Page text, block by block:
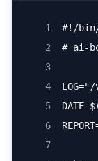
1
#!/
2
# ai-
3
4
5
6
7